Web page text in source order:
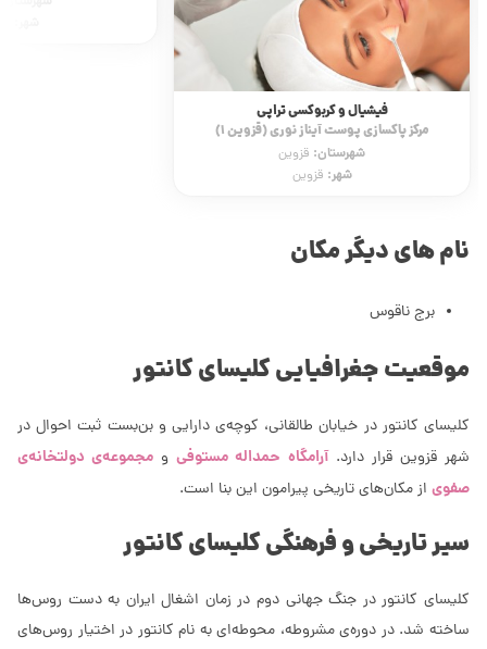
فیشیال و کربوکسی تراپی
مرکز پاکسازی پوست آیناز نوری (قزوین 1)
شهرستان: قزوین
شهر: قزوین
نام های دیگر مکان
برج ناقوس
موقعیت جغرافیاییکلیسای کانتور
کلیسای کانتور در خیابان طالقانی، کوچه‌ی دارایی و بن‌بست ثبت احوال در
شهر قزوین قرار دارد.آرامگاه حمداله مستوفیو مجموعه‌ی دولتخانه‌ی
صفوی از مکان‌های تاریخی پیرامون این بنا است.
سیر تاریخی و فرهنگیکلیسای کانتور
کلیسای کانتور در جنگ جهانی دوم در زمان اشغال ایران به دست روس‌ها
ساخته شد. در دوره‌ی مشروطه، محوطه‌ای به نام کانتور در اختیار روس‌های